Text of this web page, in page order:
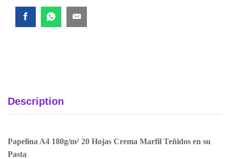
Description
Papelina A4 180g/m² 20 Hojas Crema Marfil Teñidos en su
Pasta